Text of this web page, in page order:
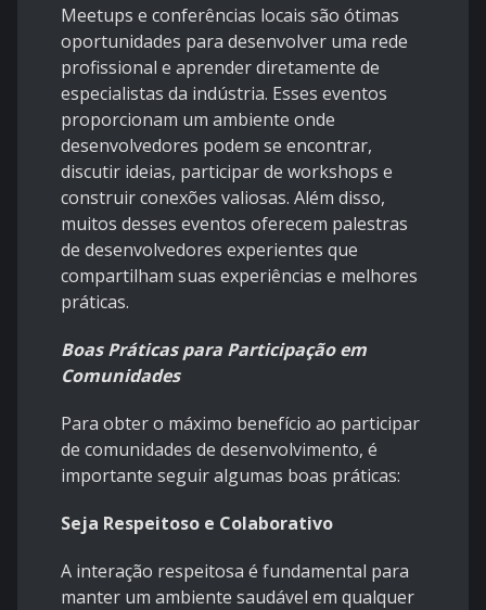
Meetups e conferências locais são ótimas
oportunidades para desenvolver uma rede
profissional e aprender diretamente de
especialistas da indústria. Esses eventos
proporcionam um ambiente onde
desenvolvedores podem se encontrar,
discutir ideias, participar de workshops e
construir conexões valiosas. Além disso,
muitos desses eventos oferecem palestras
de desenvolvedores experientes que
compartilham suas experiências e melhores
práticas.
Boas Práticas para Participação em
Comunidades
Para obter o máximo benefício ao participar
de comunidades de desenvolvimento, é
importante seguir algumas boas práticas:
Seja Respeitoso e Colaborativo
A interação respeitosa é fundamental para
manter um ambiente saudável em qualquer